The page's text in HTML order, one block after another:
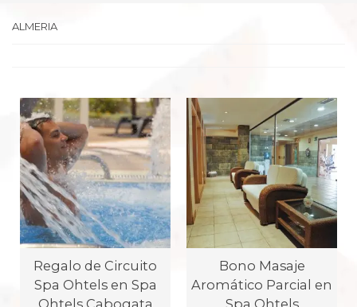
ALMERIA
Regalo de Circuito
Spa Ohtels en Spa
Ohtels Cabogata
Bono Masaje
Aromático Parcial en
Spa Ohtels